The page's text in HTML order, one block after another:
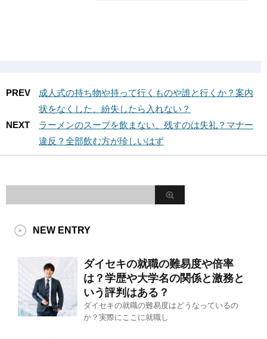
PREV
成人式の持ち物や持って行くものや誰と行くか？案内
状をなくした、紛失したら入れない？
NEXT
ラーメンのスープを飲まない、残すのは失礼？マナー
違反？全部飲む方が珍しいはず
NEW ENTRY
ダイセキの就職の難易度や倍率
は？学歴や大学名の関係と激務と
いう評判はある？
ダイセキの就職の難易度はどうなっているの
か？実際にここに就職し